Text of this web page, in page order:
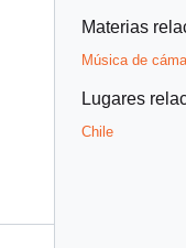
Materias
Música de
Lugares
Chile